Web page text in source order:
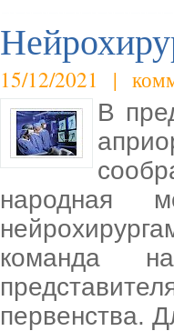
15/12/2021 |
В
народная
команда
первенства.